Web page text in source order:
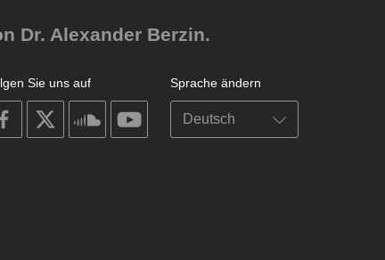
Dr. Alexander Berzin.
Sprache ändern
Sie uns auf
on
facebook
on
on
soundcloudyoutube